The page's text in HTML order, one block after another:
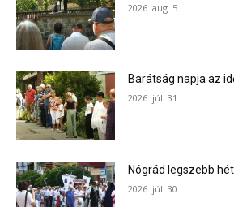
2026. aug. 5.
Barátság napja az
2026. júl. 31.
Nógrád legszebb
2026. júl. 30.